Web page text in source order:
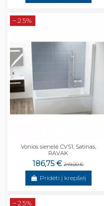
−25%
Vonios sienelė CVS1, Satinas,
RAVAK
186,75 € 249,00 €
Pridėti į krepšelį
−25%